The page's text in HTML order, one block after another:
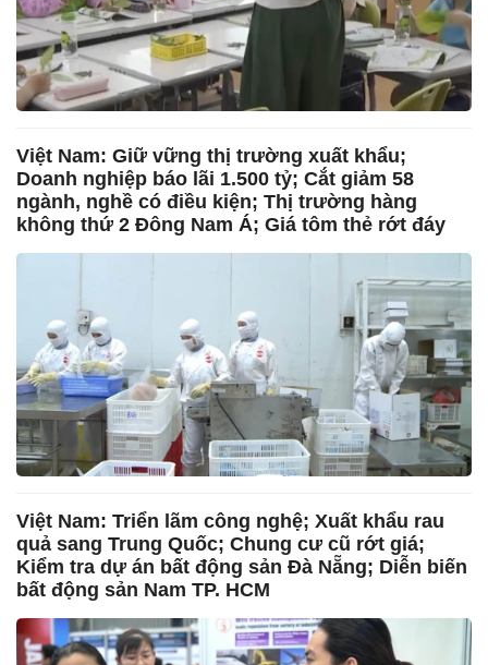
Việt Nam: Giữ vững thị trường xuất khẩu;
Doanh nghiệp báo lãi 1.500 tỷ; Cắt giảm 58
ngành, nghề có điều kiện; Thị trường hàng
không thứ 2 Đông Nam Á; Giá tôm thẻ rớt đáy
Việt Nam: Triển lãm công nghệ; Xuất khẩu rau
quả sang Trung Quốc; Chung cư cũ rớt giá;
Kiểm tra dự án bất động sản Đà Nẵng; Diễn biến
bất động sản Nam TP. HCM